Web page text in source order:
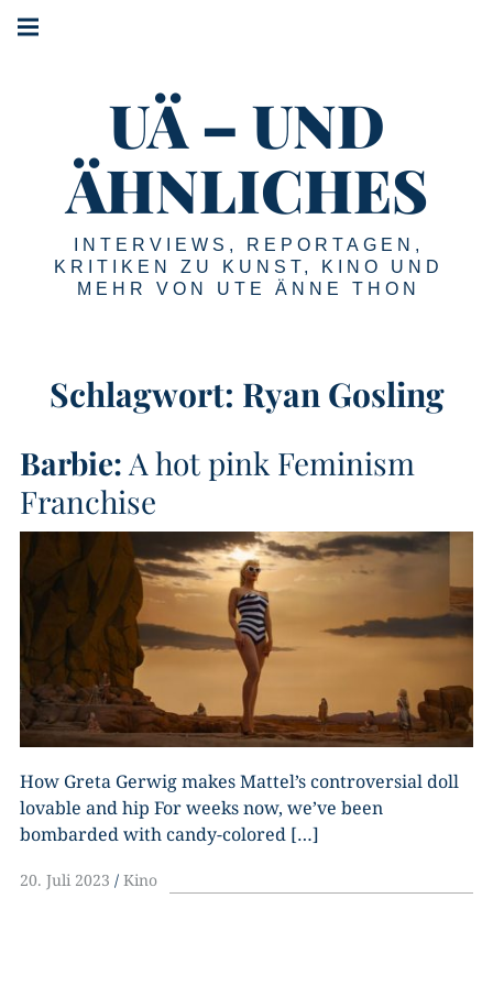
Springe
zum
UÄ – UND
ÄHNLICHES
INTERVIEWS, REPORTAGEN,
KRITIKEN ZU KUNST, KINO UND
MEHR VON UTE ÄNNE THON
Schlagwort: Ryan Gosling
Barbie: A hot pink Feminism
Franchise
How Greta Gerwig makes Mattel’s controversial doll
lovable and hip For weeks now, we’ve been
bombarded with candy-colored […]
20. Juli 2023 Kino